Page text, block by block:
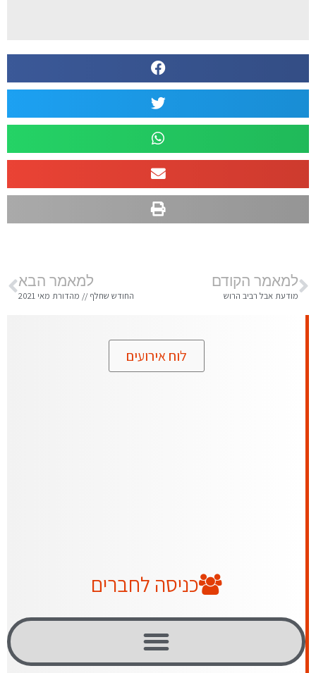
למאמר הקודם
מודעת אבל רביב הרוש
למאמר הבא
החודש שחלף // מהדורת מאי 2021
לוח אירועים
כניסה לחברים